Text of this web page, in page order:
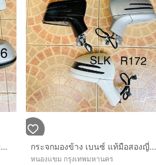
กระจกมองข้าง BMW แท้มือสองญี่ปุ่น กระจกมองข้าง เบนซ์ แท้มือสองญี่ปุ่น
หนองแขม กรุงเทพมหานคร